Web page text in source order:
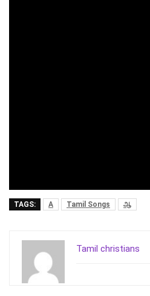
TAGS: A Tamil Songs ஆ
Tamil christians